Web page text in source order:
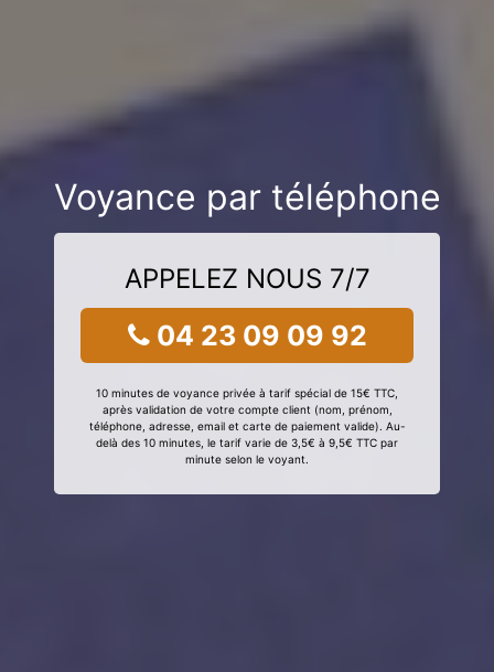
Voyance par téléphone
APPELEZ NOUS 7/7
04 23 09 09 92
10 minutes de voyance privée à tarif spécial de 15€ TTC,
après validation de votre compte client (nom, prénom,
téléphone, adresse, email et carte de paiement valide). Au-
delà des 10 minutes, le tarif varie de 3,5€ à 9,5€ TTC par
minute selon le voyant.